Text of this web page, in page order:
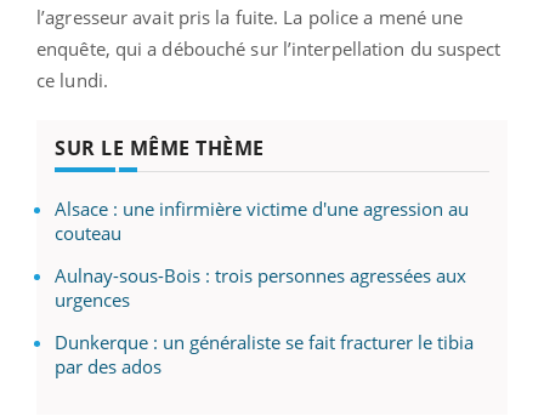
l’agresseur avait pris la fuite. La police a mené une
enquête, qui a débouché sur l’interpellation du suspect
ce lundi.
SUR LE MÊME THÈME
Alsace : une infirmière victime d'une agression au
couteau
Aulnay-sous-Bois : trois personnes agressées aux
urgences
Dunkerque : un généraliste se fait fracturer le tibia
par des ados